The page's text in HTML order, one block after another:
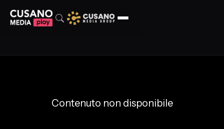
Contenuto non disponibile